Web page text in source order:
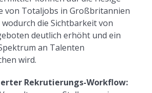
von Totaljobs in Großbritannien
die Sichtbarkeit von
deutlich erhöht und ein
an Talenten
wird.
Rekrutierungs-Workflow: